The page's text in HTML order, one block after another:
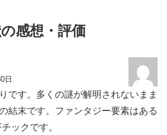
感想・評価
日
です。多くの謎が解明されないまま
結末です。ファンタジー要素はある
ックです。